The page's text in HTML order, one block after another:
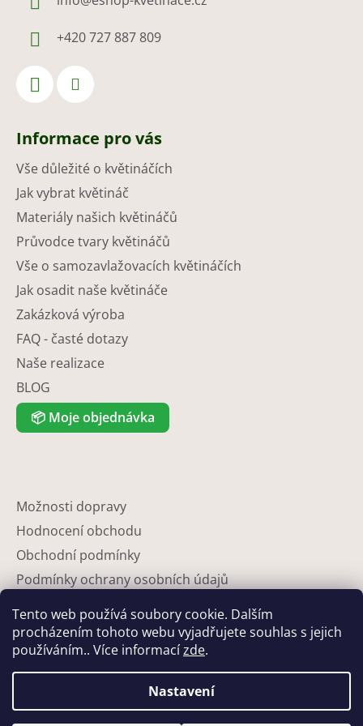
Tento web používá soubory cookie. Dalším
procházením tohoto webu vyjadřujete souhlas s jejich
používáním.. Více informacízde.
Nastavení
+420 727 887 809
Informace pro vás
Vše důležité o květináčích
Jak vybrat květináč
Materiály našich květináčů
Průvodce tvary květináčů
Vše o samozavlažovacích květináčích
Jak osadit naše květináče
Zakázková výroba
FAQ - časté dotazy
Naše realizace
BLOG
📦 Moje objednávka
Možnosti dopravy
Hodnocení obchodu
Obchodní podmínky
Podmínky ochrany osobních údajů
Partneři
Kontakty